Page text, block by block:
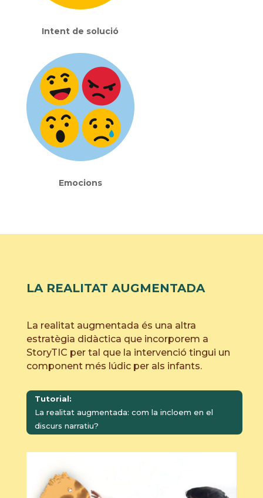
Intent de solució
Emocions
LA REALITAT AUGMENTADA
La realitat augmentada és una altra
estratègia didàctica que incorporem a
StoryTIC per tal que la intervenció tingui un
component més lúdic per als infants.
Tutorial:
La realitat augmentada: com la incloem en el
discurs narratiu?